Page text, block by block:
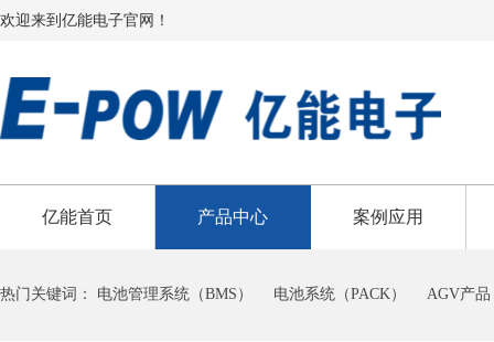
欢迎来到亿能电子官网！
亿能首页 产品中心 案例应用
热门关键词： 电池管理系统（BMS） 电池系统（PACK） AGV产品